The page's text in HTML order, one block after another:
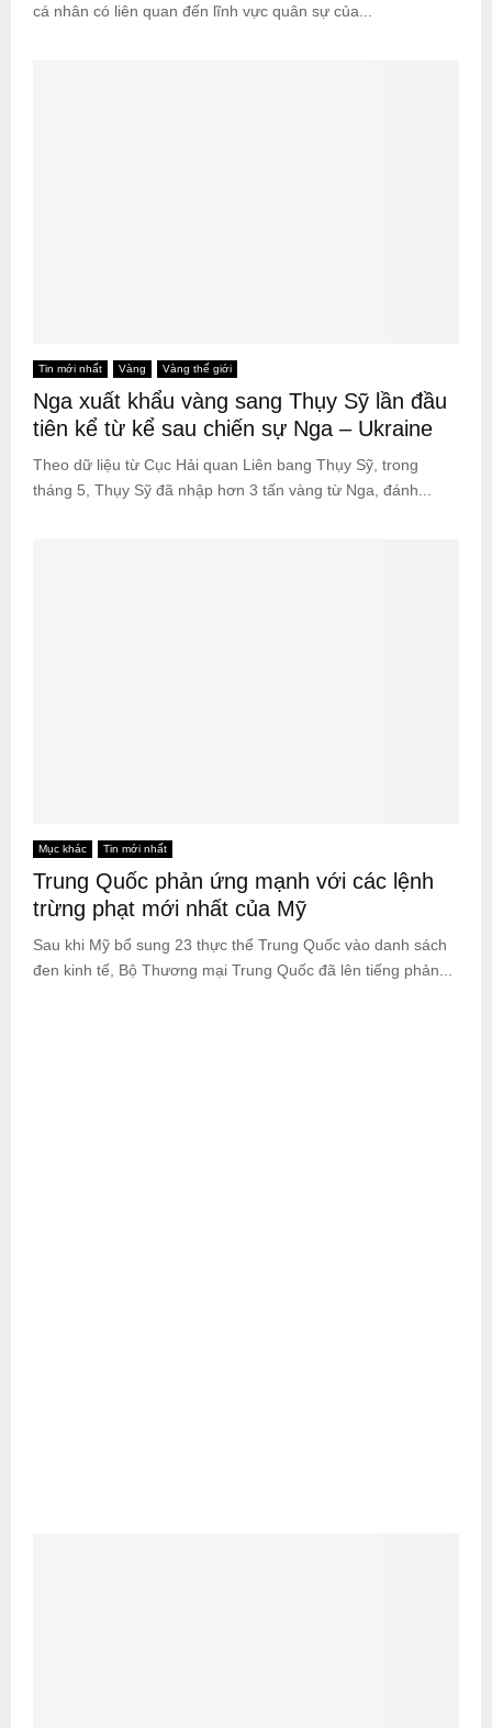
cá nhân có liên quan đến lĩnh vực quân sự của...
Tin mới nhất Vàng Vàng thế giới
Nga xuất khẩu vàng sang Thụy Sỹ lần đầu
tiên kể từ kể sau chiến sự Nga – Ukraine
Theo dữ liệu từ Cục Hải quan Liên bang Thụy Sỹ, trong
tháng 5, Thụy Sỹ đã nhập hơn 3 tấn vàng từ Nga, đánh...
Mục khác Tin mới nhất
Trung Quốc phản ứng mạnh với các lệnh
trừng phạt mới nhất của Mỹ
Sau khi Mỹ bổ sung 23 thực thể Trung Quốc vào danh sách
đen kinh tế, Bộ Thương mại Trung Quốc đã lên tiếng phản...